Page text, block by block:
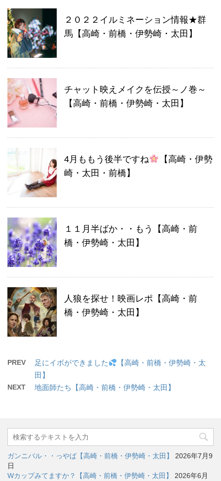
２０２２イルミネーション情報★群
馬【高崎・前橋・伊勢崎・太田】
チャット映えメイクを伝授～ノ巻～
【高崎・前橋・伊勢崎・太田】
4月ももう後半ですね
【高崎・伊勢
崎・太田・前橋】
１１月半ばか・・もう【高崎・前
橋・伊勢崎・太田】
人狼を探せ！映画レポ【高崎・前
橋・伊勢崎・太田】
PREV 足にイボができました
【高崎・前橋・伊勢崎・太
田】
NEXT 地面師たち【高崎・前橋・伊勢崎・太田】
ガンニバル・・っやば【高崎・前橋・伊勢崎・太田】
2026年7月9
日
Wカップみてますか？【高崎・前橋・伊勢崎・太田】
2026年6月